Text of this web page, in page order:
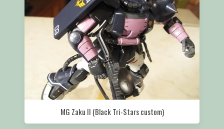
MG Zaku II (Black Tri-Stars custom)